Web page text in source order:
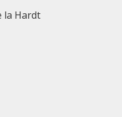
la Hardt